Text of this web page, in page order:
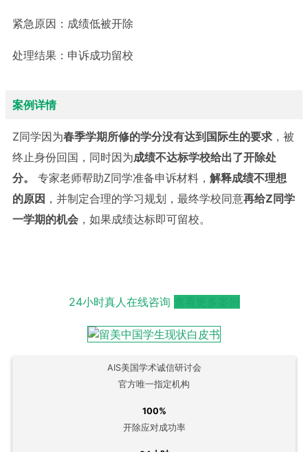
紧急原因： 成绩低被开除
处理结果： 申诉成功留校
案例详情
Z同学因为春季学期所修的学分没有达到国际生的要求 ，被
终止身份回国，同时因为成绩不达标学校给出了开除处
分。 专家老师帮助Z同学准备申诉材料， 解释成绩不理想
的原因 ，并制定合理的学习规划，最终学校同意再给Z 同学
一学期的机会 ，如果成绩达标即可留校。
24小时真人在线咨询
AIS美国学术诚信研讨会
官方唯一指定机构
100%
开除应对成功率